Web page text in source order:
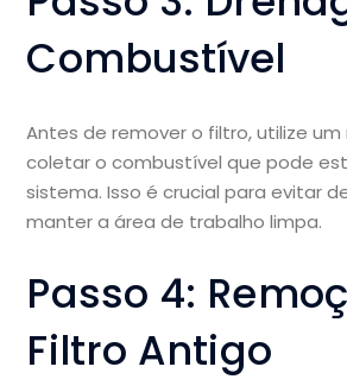
Combustível
Antes de remover o filtro, utilize
coletar o combustível que pode
sistema. Isso é crucial para evitar
manter a área de trabalho limpa.
Passo 4:
Filtro Antigo